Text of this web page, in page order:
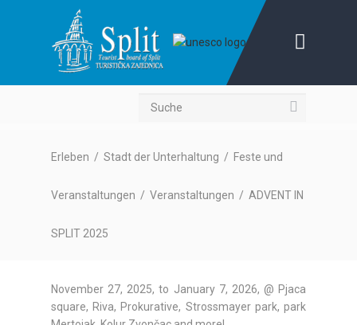
Suche
Erleben / Stadt der Unterhaltung / Feste und
Veranstaltungen / Veranstaltungen / ADVENT IN
SPLIT 2025
November 27, 2025, to January 7, 2026, @ Pjaca
square, Riva, Prokurative, Strossmayer park, park